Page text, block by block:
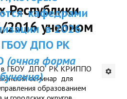
ДПП ПК:
Актуальное
кафедрами
в 2026
ГБОУ ДПО РК
(очная форма
Республики
учебном
в ГБОУ ДПО РК КРИППО
семинар для
образованием